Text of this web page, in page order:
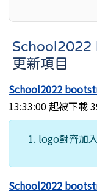
School2022
更新項目
School2022
13:33:00 起被下載
logo對齊加
School2022